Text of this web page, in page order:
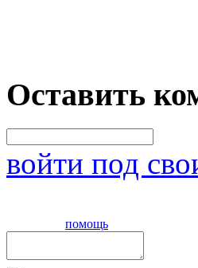
Оставить
войти под
помощь